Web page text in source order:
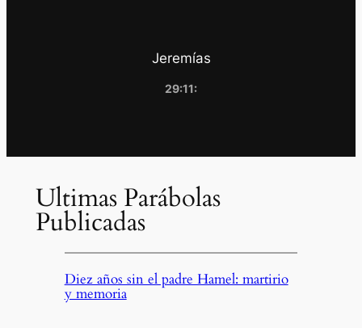
Jeremías
29:11:
Ultimas Parábolas
Publicadas
Diez años sin el padre Hamel: martirio
y memoria